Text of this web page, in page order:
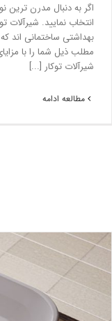
اگر به دنبال مدرن ترین
انتخاب نمایید. شیرآلات
بهداشتی ساختمانی اند که
مطلب ذیل شما را با مزایای
شیرآلات توکار [...]
مطالعه ادامه